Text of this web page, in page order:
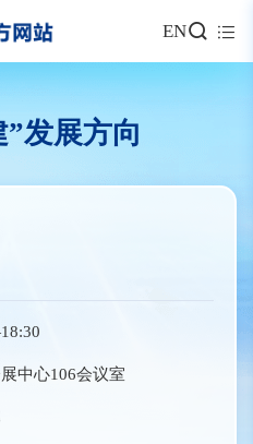
EN
发展方向
中心106会议室